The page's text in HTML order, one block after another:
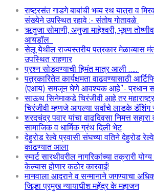
राष्ट्रसंत गाडगे बाबांची भव्य रथ यात्रा व
संख्येने उपस्थित रहावे :- संतोष गोतावळे
ऋतुजा सोमाणी, अनुजा माहेश्वरी, भूषण
आयडॉल
सेलू येथील राज्यस्तरीय पत्रकार मेळाव्यास
उपस्थित राहणार
प्रश्न सोडवण्याची हिमंत मात्र आली …..
पत्रकारितेत कार्यक्षमता वाढवण्यासाठी
(एआय) समजून घेणे आवश्यक आहे”- प्रधान
साऊथ सिनेमाकडे चिरंजीवी आहे तर
चिरंजीवी म्हणजे आपल्या सर्वांचे लाडके डॅशिंग
शरदचंद्र पवार यांचा वाढदिवसा निमत्त सहारा
सामाजिक व धार्मिक ग्रंथ दिली भेट
देहुरोड रेल्वे प्रवासी संघच्या वतिने देहुरोड
काढण्यात आला
स्मार्ट सारथीवरील नागरिकांच्या तक्रारी
केल्यास होणार कठोर कारवाई!
मानवाला आदराने व सन्मानाने जगण्याचा
जिल्हा प्रमुख न्यायाधीश महेंद्र के महाजन